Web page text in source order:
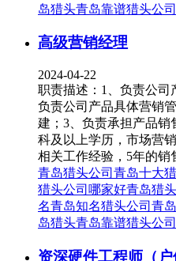
岛猎头青岛靠谱猎头公司
高级营销经理
2024-04-22
职责描述：1、负责公司
负责公司产品具体营销
建；3、负责承担产品销
科及以上学历，市场营
相关工作经验，5年的销
青岛猎头公司 青岛十大
猎头公司哪家好青岛猎
名青岛知名猎头公司 青
岛猎头青岛靠谱猎头公司
资深硬件工程师（户